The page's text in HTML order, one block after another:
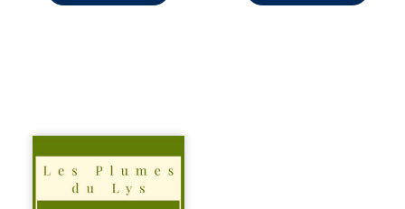
Trois récits, trois
existences saisies
à l’instant où tout
bascule. Une